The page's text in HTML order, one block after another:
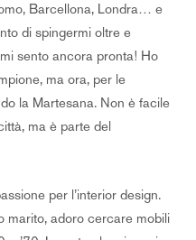
Barcellona, Londra… e
di spingermi oltre e
sento ancora pronta! Ho
ma ora, per le
la Martesana. Non è facile
ma è parte del
per l’interior design.
marito, adoro cercare mobili